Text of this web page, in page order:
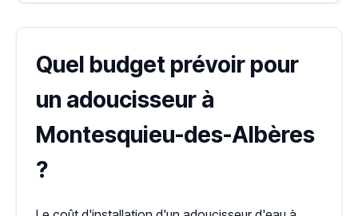
Quel budget prévoir pour
un adoucisseur à
Montesquieu-des-Albères
?